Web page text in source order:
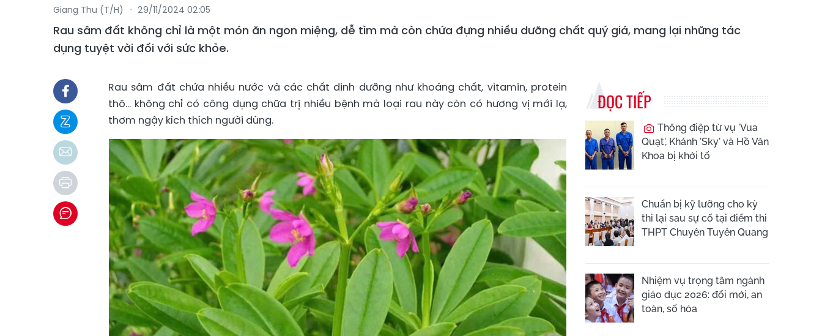
Giang Thu (T/H) 29/11/2024 02:05
Rau sâm đất không chỉ là một món ăn ngon miệng, dễ tìm mà còn chứa đựng nhiều dưỡng chất quý giá, mang lại những tác
dụng tuyệt vời đối với sức khỏe.
Rau sâm đất chứa nhiều nước và các chất dinh dưỡng như khoáng chất, vitamin, protein
thô… không chỉ có công dụng chữa trị nhiều bệnh mà loại rau này còn có hương vị mới lạ,
thơm ngậy kích thích người dùng.
ĐỌC TIẾP
Thông điệp từ vụ 'Vua
Quạt', Khánh 'Sky' và Hồ Văn
Khoa bị khởi tố
Chuẩn bị kỹ lưỡng cho kỳ
thi lại sau sự cố tại điểm thi
THPT Chuyên Tuyên Quang
Nhiệm vụ trọng tâm ngành
giáo dục 2026: đổi mới, an
toàn, số hóa